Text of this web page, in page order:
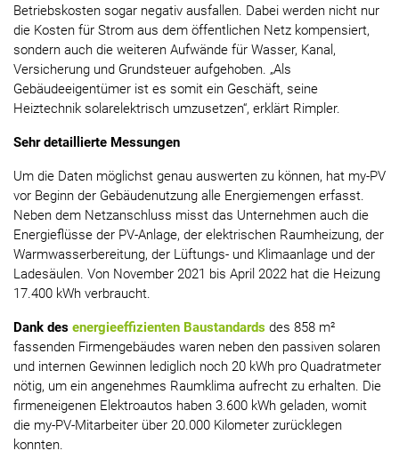
Betriebskosten sogar negativ ausfallen. Dabei werden nicht nur
die Kosten für Strom aus dem öffentlichen Netz kompensiert,
sondern auch die weiteren Aufwände für Wasser, Kanal,
Versicherung und Grundsteuer aufgehoben. „Als
Gebäudeeigentümer ist es somit ein Geschäft, seine
Heiztechnik solarelektrisch umzusetzen“, erklärt Rimpler.
Sehr detaillierte Messungen
Um die Daten möglichst genau auswerten zu können, hat my-PV
vor Beginn der Gebäudenutzung alle Energiemengen erfasst.
Neben dem Netzanschluss misst das Unternehmen auch die
Energieflüsse der PV-Anlage, der elektrischen Raumheizung, der
Warmwasserbereitung, der Lüftungs- und Klimaanlage und der
Ladesäulen. Von November 2021 bis April 2022 hat die Heizung
17.400 kWh verbraucht.
Dank des energieeffizienten Baustandards des 858 m²
fassenden Firmengebäudes waren neben den passiven solaren
und internen Gewinnen lediglich noch 20 kWh pro Quadratmeter
nötig, um ein angenehmes Raumklima aufrecht zu erhalten. Die
firmeneigenen Elektroautos haben 3.600 kWh geladen, womit
die my-PV-Mitarbeiter über 20.000 Kilometer zurücklegen
konnten.